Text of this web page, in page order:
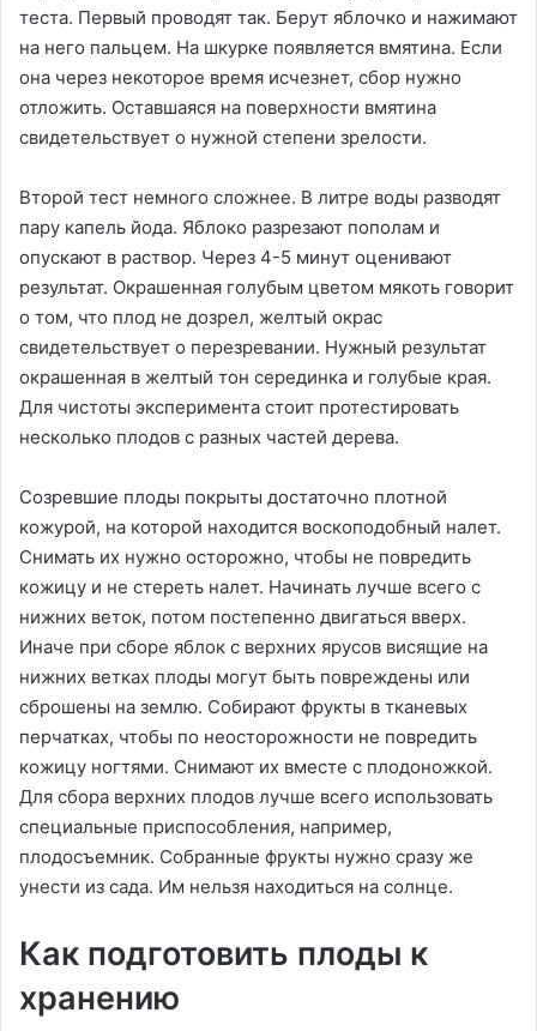
теста. Первый проводят так. Берут яблочко и нажимают
на него пальцем. На шкурке появляется вмятина. Если
она через некоторое время исчезнет, сбор нужно
отложить. Оставшаяся на поверхности вмятина
свидетельствует о нужной степени зрелости.
Второй тест немного сложнее. В литре воды разводят
пару капель йода. Яблоко разрезают пополам и
опускают в раствор. Через 4-5 минут оценивают
результат. Окрашенная голубым цветом мякоть говорит
о том, что плод не дозрел, желтый окрас
свидетельствует о перезревании. Нужный результат
окрашенная в желтый тон серединка и голубые края.
Для чистоты эксперимента стоит протестировать
несколько плодов с разных частей дерева.
Созревшие плоды покрыты достаточно плотной
кожурой, на которой находится воскоподобный налет.
Снимать их нужно осторожно, чтобы не повредить
кожицу и не стереть налет. Начинать лучше всего с
нижних веток, потом постепенно двигаться вверх.
Иначе при сборе яблок с верхних ярусов висящие на
нижних ветках плоды могут быть повреждены или
сброшены на землю. Собирают фрукты в тканевых
перчатках, чтобы по неосторожности не повредить
кожицу ногтями. Снимают их вместе с плодоножкой.
Для сбора верхних плодов лучше всего использовать
специальные приспособления, например,
плодосъемник. Собранные фрукты нужно сразу же
унести из сада. Им нельзя находиться на солнце.
Как подготовить плоды к
хранению